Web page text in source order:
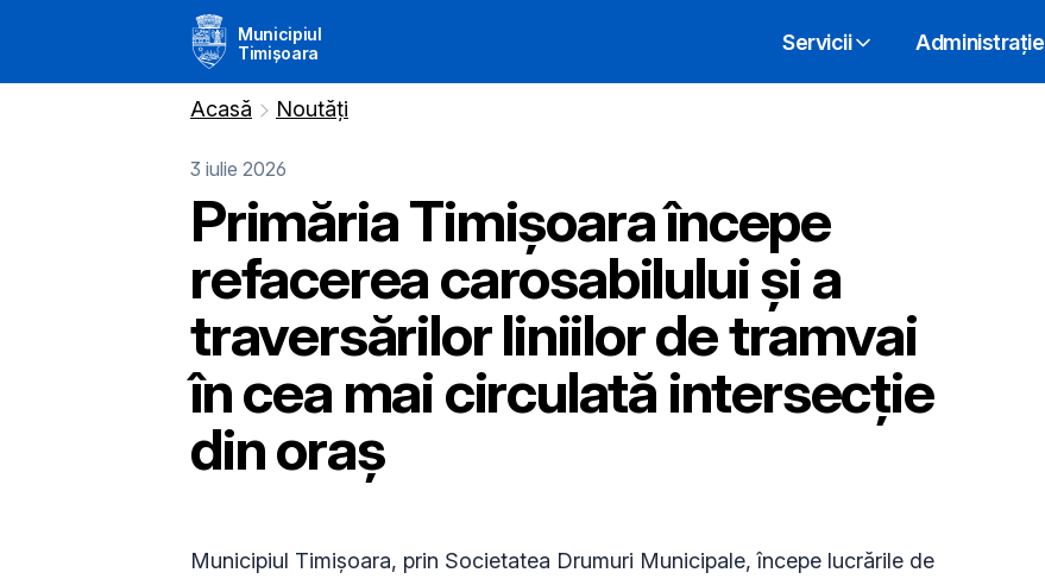
Municipiul
Timișoara
Servicii Administrație
Acasă Noutăți
3 iulie 2026
Primăria Timișoara începe
refacerea carosabilului și a
traversărilor liniilor de tramvai
în cea mai circulată intersecție
din oraș
Municipiul Timișoara, prin Societatea Drumuri Municipale, începe lucrările de